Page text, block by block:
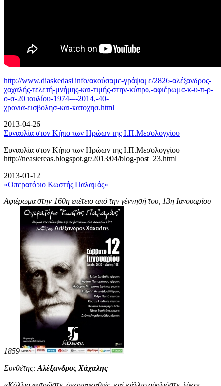
http://www.diaskedasi.info/ακούσαμε-γράψαμε/2826-αλέξανδρος-
χαχαλής-τελετή-μνήμης-και-τιμής-στην-κύπρο,-αφιέρωμα-κ-υ-π-ρ-
ο-σ-20 ιουλίου-1974-–-2014,-40-
χρονια-εισβολησ-και-κατοχησ.html
2013-04-26
Συναυλία στον Κήπο των Ηρώων της Ι.Π.Μεσολογγίου
Συναυλία στον Κήπο των Ηρώων της Ι.Π.Μεσολογγίου
http://neastereas.blogspot.gr/2013/04/blog-post_23.html
2013-01-12
«Οπερατόριο Κωστής Παλαμάς»
Αφιέρωμα στην 160η επέτειο από την γέννησή του, 13η Ιανουαρίου
1859
Συνθέτης: Αλέξανδρος Χάχαλης